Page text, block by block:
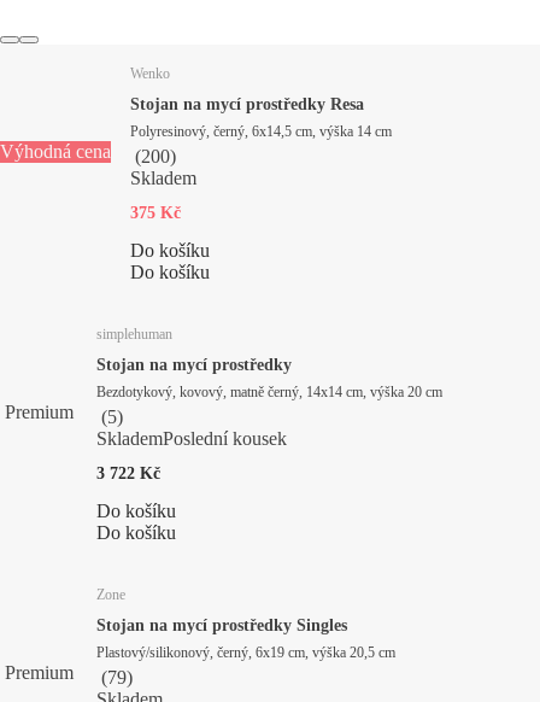
Výhodná cena
Wenko
Stojan na mycí prostředky Resa
Polyresinový, černý, 6x14,5 cm, výška 14 cm
(200)
Skladem
375 Kč
Do košíku
Do košíku
Premium
simplehuman
Stojan na mycí prostředky
Bezdotykový, kovový, matně černý, 14x14 cm, výška 20 cm
(5)
SklademPoslední kousek
3 722 Kč
Do košíku
Do košíku
Premium
Zone
Stojan na mycí prostředky Singles
Plastový/silikonový, černý, 6x19 cm, výška 20,5 cm
(79)